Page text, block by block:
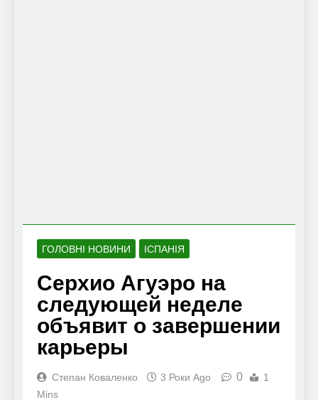
ГОЛОВНІ НОВИНИ ІСПАНІЯ
Серхио Агуэро на
следующей неделе
объявит о завершении
карьеры
Степан Коваленко 3 Роки Ago 0
1
Mins